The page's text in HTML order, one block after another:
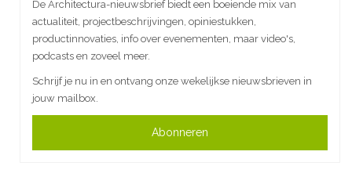
De Architectura-nieuwsbrief biedt een boeiende mix van
actualiteit, projectbeschrijvingen, opiniestukken,
productinnovaties, info over evenementen, maar video's,
podcasts en zoveel meer.
Schrijf je nu in en ontvang onze wekelijkse nieuwsbrieven in
jouw mailbox.
Abonneren